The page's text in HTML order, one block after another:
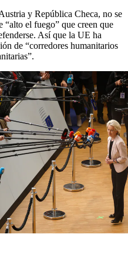
y República Checa, no se
“alto el fuego” que creen que
Así que la UE ha
de “corredores humanitarios